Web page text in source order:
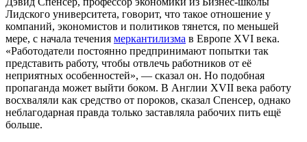
Лидского университета, говорит, что такое отношение у
компаний, экономистов и политиков тянется, по меньшей
мере, с начала течения меркантилизма в Европе XVI века.
«Работодатели постоянно предпринимают попытки так
представить работу, чтобы отвлечь работников от её
неприятных особенностей», — сказал он. Но подобная
пропаганда может выйти боком. В Англии XVII века работу
восхваляли как средство от пороков, сказал Спенсер, однако
неблагодарная правда только заставляла рабочих пить ещё
больше.